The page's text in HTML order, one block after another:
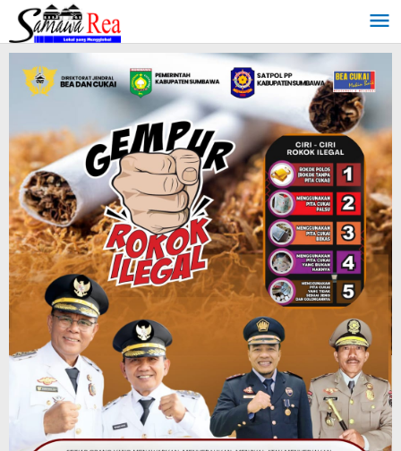
Lewati
konten